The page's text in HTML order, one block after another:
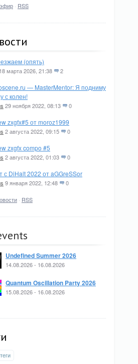
· RSS
(опять)
18 марта 2026, 21:38 2
— MasterMentor: Я подниму
с колен!
29 ноября 2022, 08:13 0
zxgfx#5 от moroz1999
2 августа 2022, 09:15 0
zxgfx compo #5
2 августа 2022, 01:03 0
с DiHalt 2022 от aGGreSSor
9 января 2022, 12:48 0
· RSS
Undefined Summer 2026
14.08.2026 - 16.08.2026
Quantum Oscillation Party 2026
15.08.2026 - 16.08.2026